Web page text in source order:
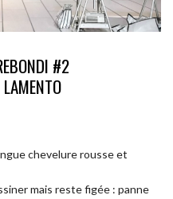
#2
chevelure rousse et
mais reste figée : panne